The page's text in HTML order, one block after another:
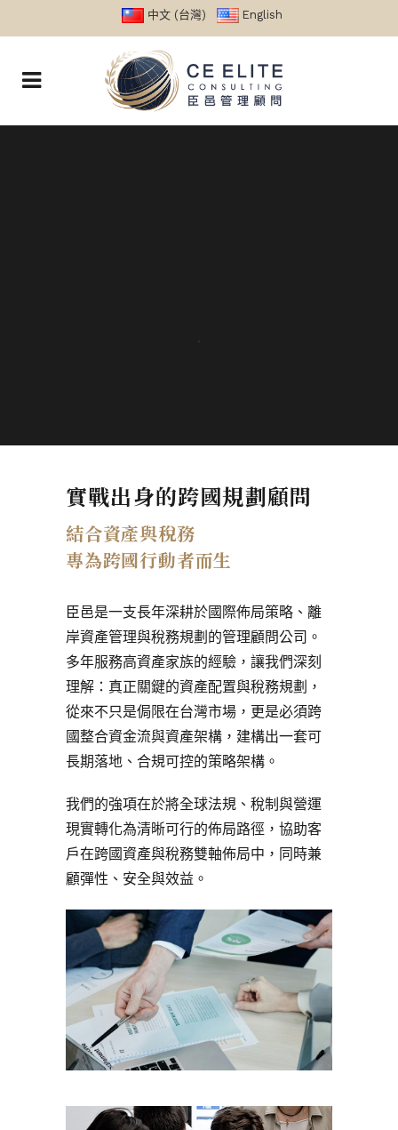
中文 (台灣) English
實戰出身的跨國規劃顧問
結合資產與稅務
專為跨國行動者而生
臣邑是一支長年深耕於國際佈局策略、離
岸資產管理與稅務規劃的管理顧問公司。
多年服務高資產家族的經驗，讓我們深刻
理解：真正關鍵的資產配置與稅務規劃，
從來不只是侷限在台灣市場，更是必須跨
國整合資金流與資產架構，建構出一套可
長期落地、合規可控的策略架構。
我們的強項在於將全球法規、稅制與營運
現實轉化為清晰可行的佈局路徑，協助客
戶在跨國資產與稅務雙軸佈局中，同時兼
顧彈性、安全與效益。